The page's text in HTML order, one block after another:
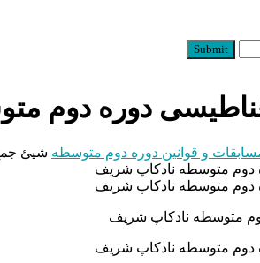
Submit
دوره دوم
و قوانین دوره دوم متوسطه شیئ
متوسطه نادکاپ شریف